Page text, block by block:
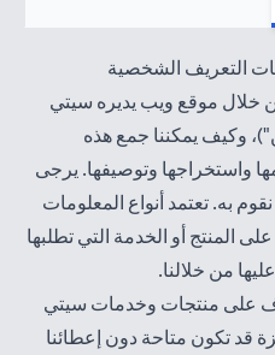
التعريف الشخصية
خلال موقع ويب يديره سيتي
وكيف يمكننا جمع هذه
واستخراجها وتوصيفها. يرجى
به. تعتمد أنواع المعلومات
المنتج أو الخدمة التي تطلبها
من خلالنا.
على منتجات وخدمات سيتي
قد تكون متاحة دون إعطائنا